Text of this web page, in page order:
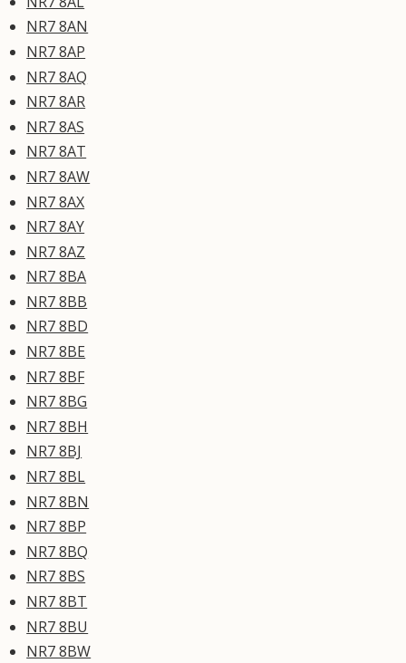
NR7 8AN
NR7 8AP
NR7 8AQ
NR7 8AR
NR7 8AS
NR7 8AT
NR7 8AW
NR7 8AX
NR7 8AY
NR7 8AZ
NR7 8BA
NR7 8BB
NR7 8BD
NR7 8BE
NR7 8BF
NR7 8BG
NR7 8BH
NR7 8BJ
NR7 8BL
NR7 8BN
NR7 8BP
NR7 8BQ
NR7 8BS
NR7 8BT
NR7 8BU
NR7 8BW